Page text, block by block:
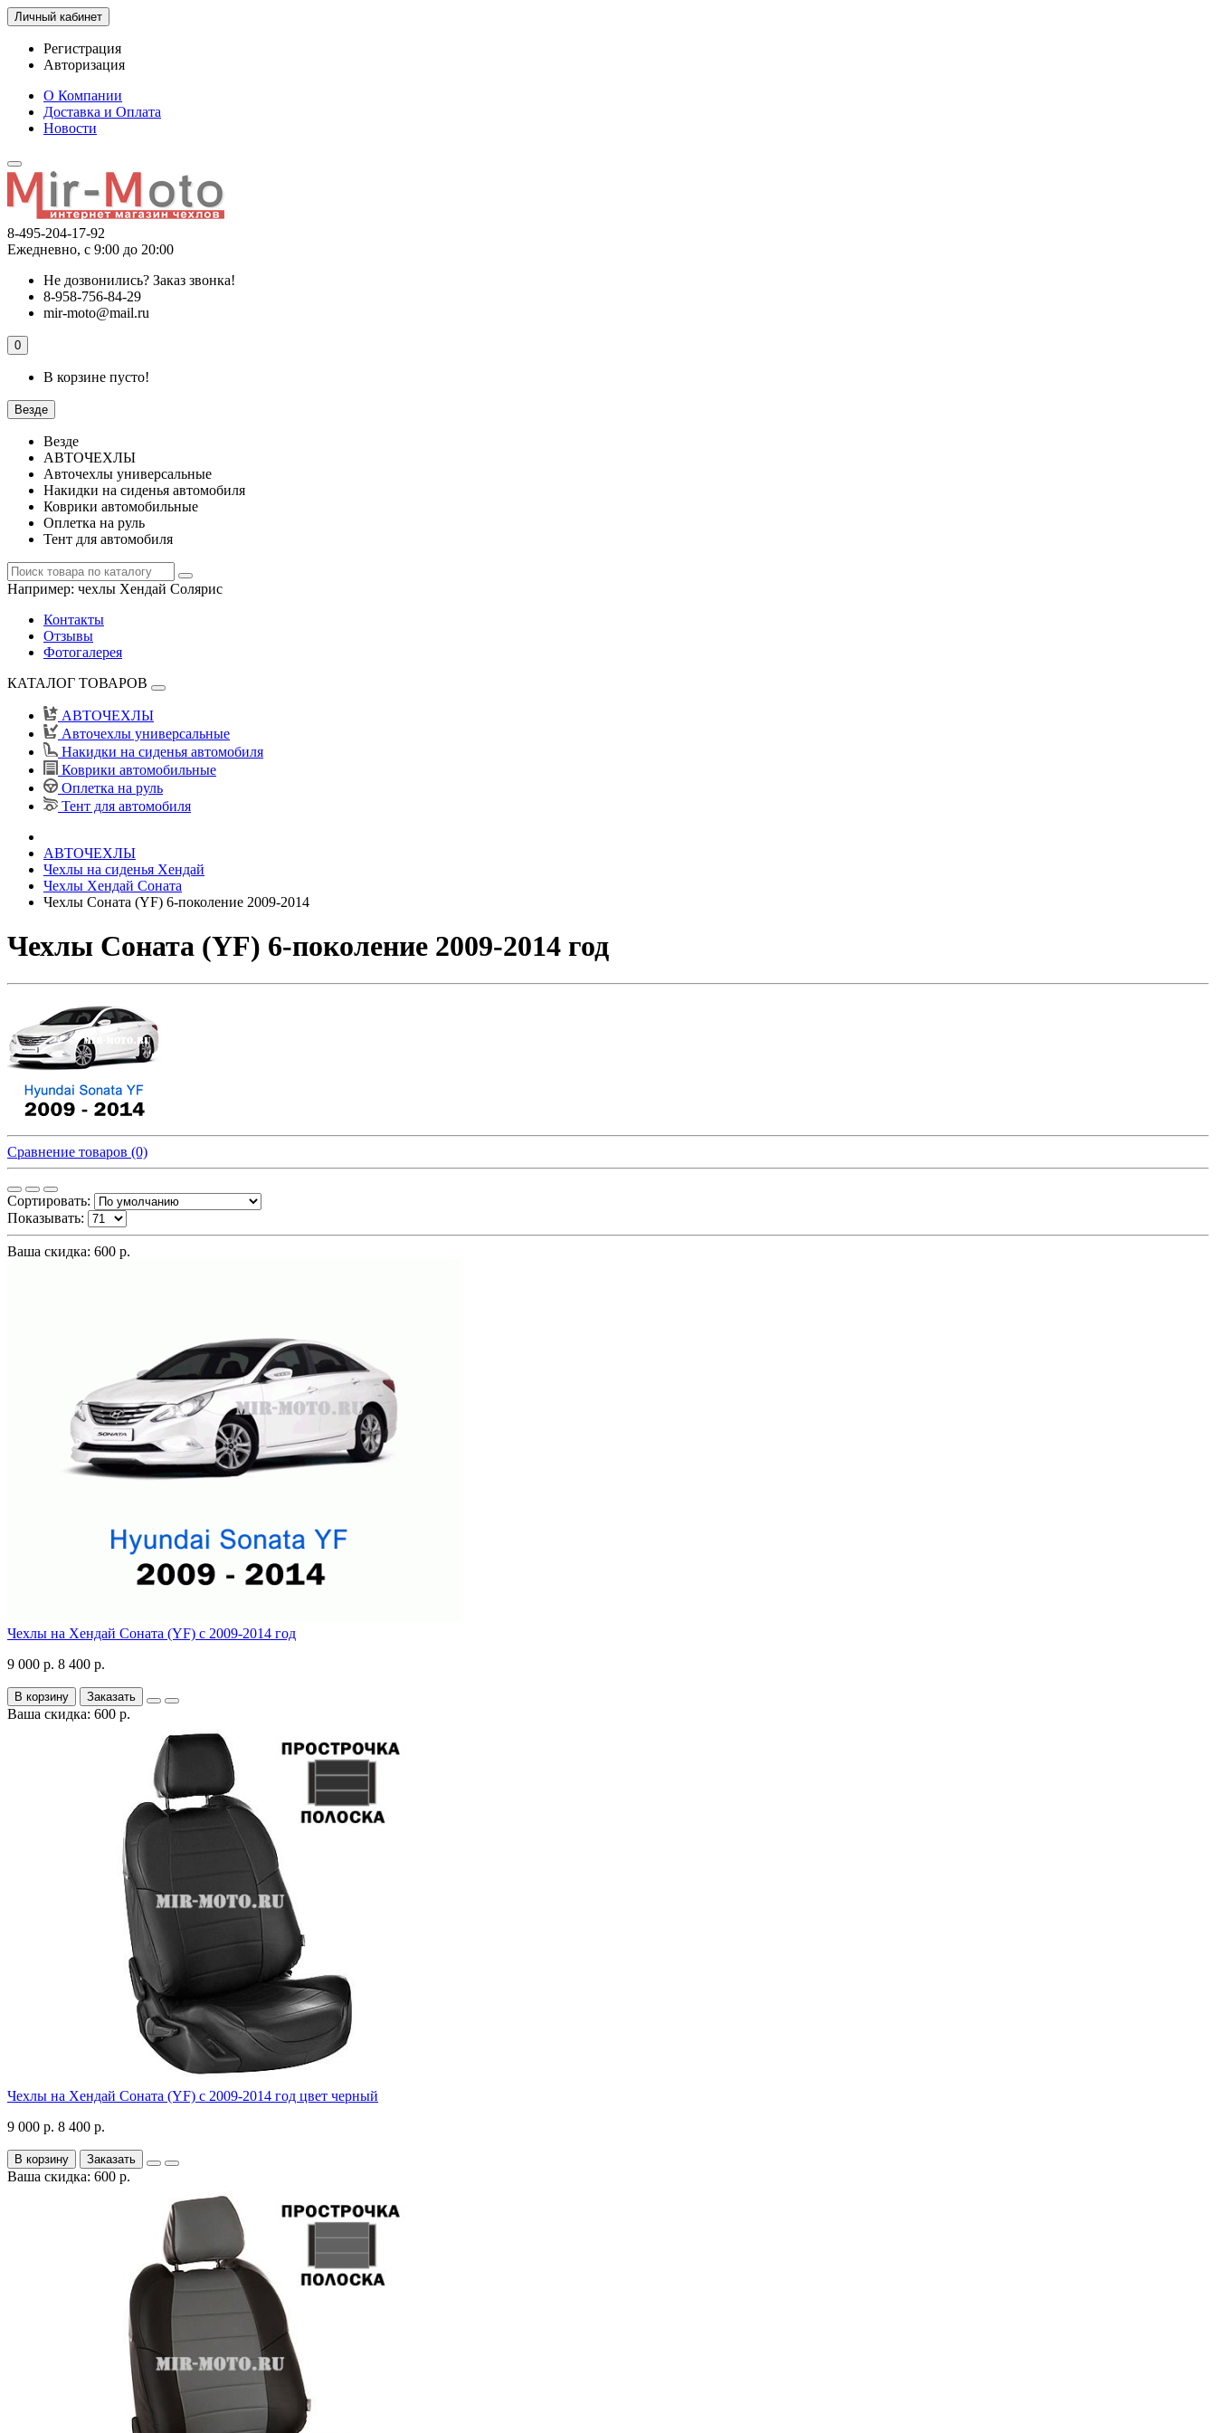
Личный кабинет
Регистрация
Авторизация
О Компании
Доставка и Оплата
Новости
8-495-204-17-92
Ежедневно, с 9:00 до 20:00
Не дозвонились? Заказ звонка!
8-958-756-84-29
mir-moto@mail.ru
0
В корзине пусто!
Везде
Везде
АВТОЧЕХЛЫ
Авточехлы универсальные
Накидки на сиденья автомобиля
Коврики автомобильные
Оплетка на руль
Тент для автомобиля
Например: чехлы Хендай Солярис
Контакты
Отзывы
Фотогалерея
КАТАЛОГ ТОВАРОВ
АВТОЧЕХЛЫ
Авточехлы универсальные
Накидки на сиденья автомобиля
Коврики автомобильные
Оплетка на руль
Тент для автомобиля
АВТОЧЕХЛЫ
Чехлы на сиденья Хендай
Чехлы Хендай Соната
Чехлы Соната (YF) 6-поколение 2009-2014
Чехлы Соната (YF) 6-поколение 2009-2014 год
Сравнение товаров (0)
Сортировать:
Показывать:
Ваша скидка: 600 р.
Чехлы на Хендай Соната (YF) с 2009-2014 год
9 000 р. 8 400 р.
В корзину Заказать
Ваша скидка: 600 р.
Чехлы на Хендай Соната (YF) с 2009-2014 год цвет черный
9 000 р. 8 400 р.
В корзину Заказать
Ваша скидка: 600 р.